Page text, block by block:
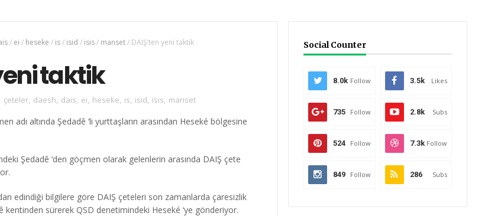
/ ei / heseke / is/ isid / isis/ manset/ DAIŞ’ten yeni taktik
taktik
çeteler, daesh, dais, ei, heseke, is, isid, isis, manset
adı altında Şedadê ‘li yurttaşların arasından Heseké bölgesine
Şedadê ‘den göçmen olarak gelenlerin arasında DAIŞ çete
edindiği bilgilere göre DAIŞ çeteleri son zamanlarda çaresizlik
kentinden sürerek QSD denetimindeki Heseké ‘ye gönderiyor.
Social Counter
8.0k Follow 3.5k Likes
735 Follow 2.8k Subs
524 Follow 7.3k Follow
849 Follow 286 Subs